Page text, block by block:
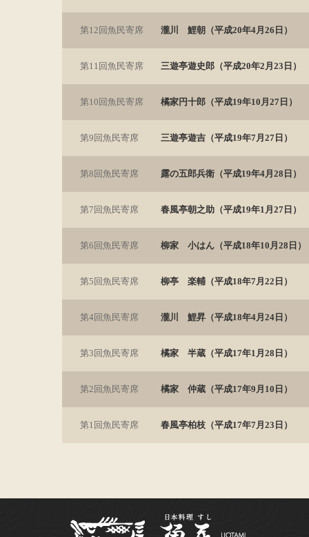
第12回魚民寄席 瀧川 鯉朝（平成20年4月26日）
第11回魚民寄席 三遊亭遊史郎（平成20年2月23日）
第10回魚民寄席 橘家円十郎（平成19年10月27日）
第9回魚民寄席 三遊亭遊吉（平成19年7月27日）
第8回魚民寄席 露の五郎兵衛（平成19年4月28日）
第7回魚民寄席 春風亭朝之助（平成19年1月27日）
第6回魚民寄席 柳家 小はん（平成18年10月28日）
第5回魚民寄席 柳亭 楽輔（平成18年7月22日）
第4回魚民寄席 瀧川 鯉昇（平成18年4月24日）
第3回魚民寄席 橘家 半蔵（平成17年1月28日）
第2回魚民寄席 橘家 仲蔵（平成17年9月10日）
第1回魚民寄席 春風亭柏枝（平成17年7月23日）